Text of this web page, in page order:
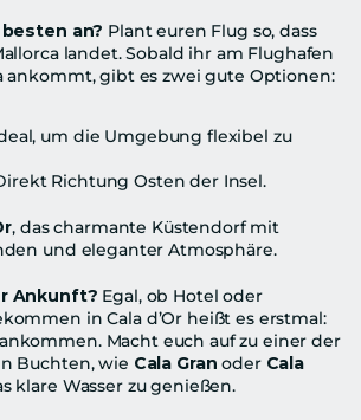
an? Plant euren Flug so, dass
landet. Sobald ihr am Flughafen
ankommt, gibt es zwei gute Optionen:
um die Umgebung flexibel zu
Richtung Osten der Insel.
, das charmante Küstendorf mit
und eleganter Atmosphäre.
Ankunft? Egal, ob Hotel oder
in Cala d’Or heißt es erstmal:
Macht euch auf zu einer der
Buchten, wie Cala Gran oder Cala
klare Wasser zu genießen.